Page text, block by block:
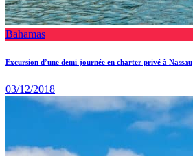
Bahamas
Excursion d’une demi-journée en charter privé à Nassau
03/12/2018